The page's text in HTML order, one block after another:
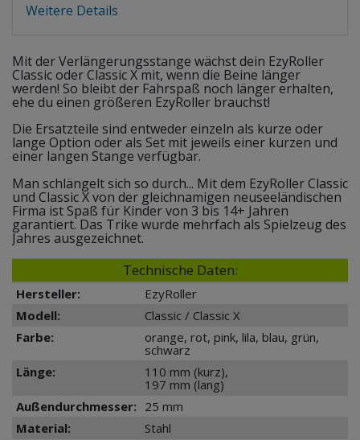
Weitere Details
Mit der Verlängerungsstange wächst dein EzyRoller
Classic oder Classic X mit, wenn die Beine länger
werden! So bleibt der Fahrspaß noch länger erhalten,
ehe du einen größeren EzyRoller brauchst!
Die Ersatzteile sind entweder einzeln als kurze oder
lange Option oder als Set mit jeweils einer kurzen und
einer langen Stange verfügbar.
Man schlängelt sich so durch... Mit dem EzyRoller Classic
und Classic X von der gleichnamigen neuseeländischen
Firma ist Spaß für Kinder von 3 bis 14+ Jahren
garantiert. Das Trike wurde mehrfach als Spielzeug des
Jahres ausgezeichnet.
Technische Daten:
Hersteller:
EzyRoller
Modell:
Classic / Classic X
Farbe:
orange, rot, pink, lila, blau, grün,
schwarz
Länge:
110 mm (kurz),
197 mm (lang)
Außendurchmesser: 25 mm
Material:
Stahl